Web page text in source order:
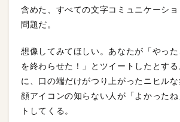
含めた、すべての文字コミュニケーシ
問題だ。
想像してみてほしい。あなたが「やっ
を終わらせた！」とツイートしたとす
に、口の端だけがつり上がったニヒル
顔アイコンの知らない人が「よかった
トしてくる。